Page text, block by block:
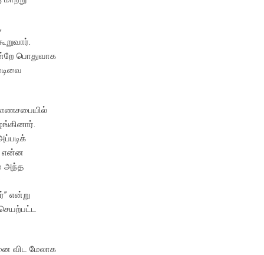
பொதுவாக
என்ன
அந்த
என்று
விட மேலாக